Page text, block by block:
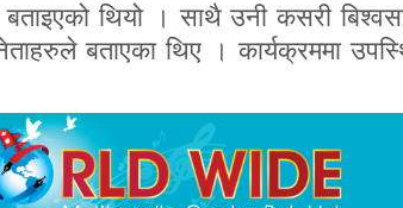
थियो । साथै उनी कसरी
बताएका थिए । कार्यक्रममा